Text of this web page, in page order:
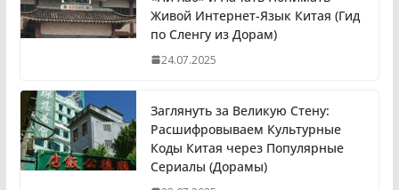
Живой Интернет-Язык Китая (Гид
по Сленгу из Дорам)
24.07.2025
Заглянуть за Великую Стену:
Расшифровываем Культурные
Коды Китая через Популярные
Сериалы (Дорамы)